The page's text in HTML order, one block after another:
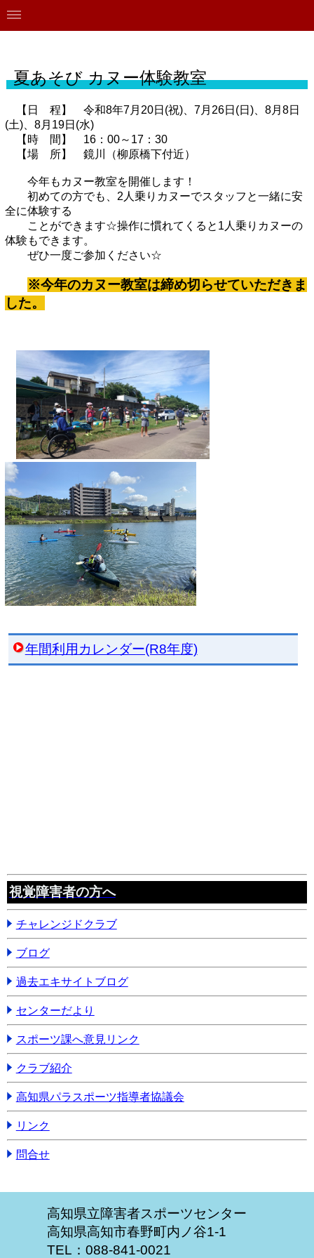
夏あそび カヌー体験教室
【日 程】 令和8年7月20日(祝)、7月26日(日)、8月8日
(土)、8月19日(水)
【時 間】 16：00～17：30
【場 所】 鏡川（柳原橋下付近）
今年もカヌー教室を開催します！
初めての方でも、2人乗りカヌーでスタッフと一緒に安
全に体験する
ことができます☆操作に慣れてくると1人乗りカヌーの
体験もできます。
ぜひ一度ご参加ください☆
※今年のカヌー教室は締め切らせていただきま
した。
年間利用カレンダー(R8年度)
視覚障害者の方へ
チャレンジドクラブ
ブログ
過去エキサイトブログ
センターだより
スポーツ課へ意見リンク
クラブ紹介
高知県パラスポーツ指導者協議会
リンク
問合せ
高知県立障害者スポーツセンター
高知県高知市春野町内ノ谷1-1
TEL：088-841-0021